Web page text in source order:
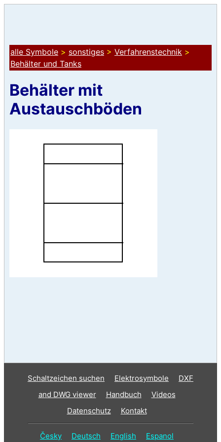
alle Symbole > sonstiges > Verfahrenstechnik >
Behälter und Tanks
Behälter mit
Austauschböden
Schaltzeichen suchen Elektrosymbole
DXF
and DWG viewer
Handbuch
Videos
Datenschutz
Kontakt
Česky Deutsch English Espanol